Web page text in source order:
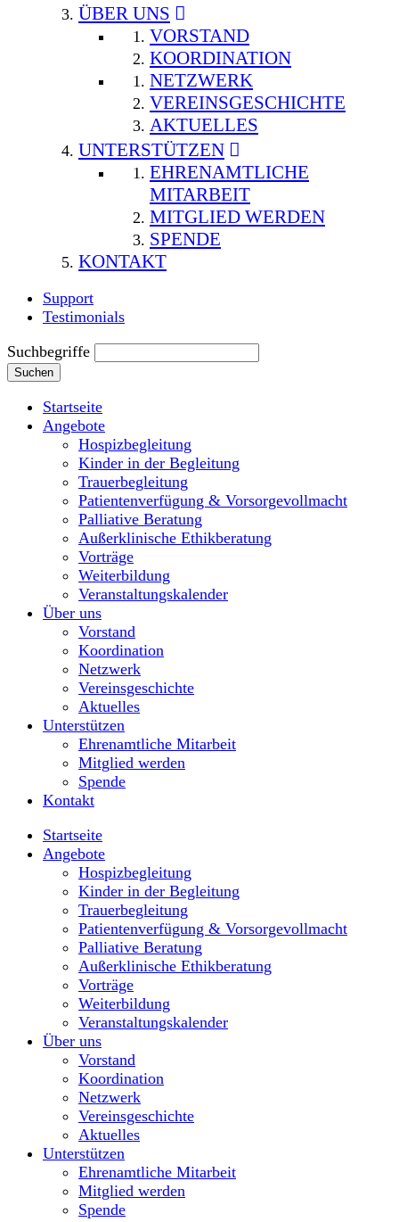
ÜBER UNS
VORSTAND
KOORDINATION
NETZWERK
VEREINSGESCHICHTE
AKTUELLES
UNTERSTÜTZEN
EHRENAMTLICHE
MITARBEIT
MITGLIED WERDEN
SPENDE
KONTAKT
Support
Testimonials
Suchbegriffe
Suchen
Startseite
Angebote
Hospizbegleitung
Kinder in der Begleitung
Trauerbegleitung
Patientenverfügung & Vorsorgevollmacht
Palliative Beratung
Außerklinische Ethikberatung
Vorträge
Weiterbildung
Veranstaltungskalender
Über uns
Vorstand
Koordination
Netzwerk
Vereinsgeschichte
Aktuelles
Unterstützen
Ehrenamtliche Mitarbeit
Mitglied werden
Spende
Kontakt
Startseite
Angebote
Hospizbegleitung
Kinder in der Begleitung
Trauerbegleitung
Patientenverfügung & Vorsorgevollmacht
Palliative Beratung
Außerklinische Ethikberatung
Vorträge
Weiterbildung
Veranstaltungskalender
Über uns
Vorstand
Koordination
Netzwerk
Vereinsgeschichte
Aktuelles
Unterstützen
Ehrenamtliche Mitarbeit
Mitglied werden
Spende